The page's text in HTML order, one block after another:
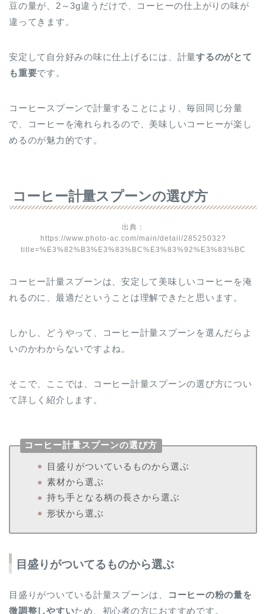
豆の量が、2～3g違うだけで、コーヒーの仕上がりの味が
違ってきます。
安定して自分好みの味に仕上げるには、計量するのがとて
も重要です。
コーヒースプーンで計量することにより、毎回同じ分量
で、コーヒーを淹れられるので、美味しいコーヒーが楽し
めるのが魅力的です。
コーヒー計量スプーンの選び方
出典：
https://www.photo-ac.com/main/detail/28525032?
title=%E3%82%B3%E3%83%BC%E3%83%92%E3%83%BC
コーヒー計量スプーンは、安定して美味しいコーヒーを淹
れるのに、最適だということは理解できたと思います。
しかし、どうやって、コーヒー計量スプーンを選んだらよ
いのかわからないですよね。
そこで、ここでは、コーヒー計量スプーンの選び方につい
て詳しく紹介します。
コーヒー計量スプーンの選び方
目盛りがついているものから選ぶ
素材から選ぶ
持ち手となる柄の長さから選ぶ
形状から選ぶ
目盛りがついてるものから選ぶ
目盛りがついている計量スプーンは、
コーヒーの粉の量を
微調整しやすいため、初心者の方におすすめです。